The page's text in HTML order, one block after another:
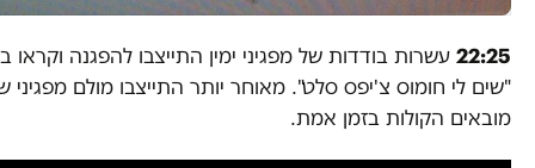
22:25 עשרות בודדות של מפגיני ימין התייצבו להפגנה
"שים לי חומוס צ'יפס סלט". מאוחר יותר התייצבו מולם מפגיני
מובאים הקולות בזמן אמת.